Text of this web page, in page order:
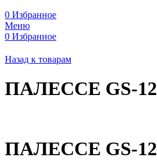
0 Избранное
Меню
0 Избранное
Назад к товарам
ПАЛЕССЕ GS-12
ПАЛЕССЕ GS-12